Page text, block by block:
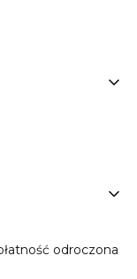
odroczona